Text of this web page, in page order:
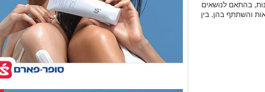
בהתאם לנושאים
וללמוד. כל תלמיד בשכבה בחר ב-3 סדנאות והשתתף בהן. בין